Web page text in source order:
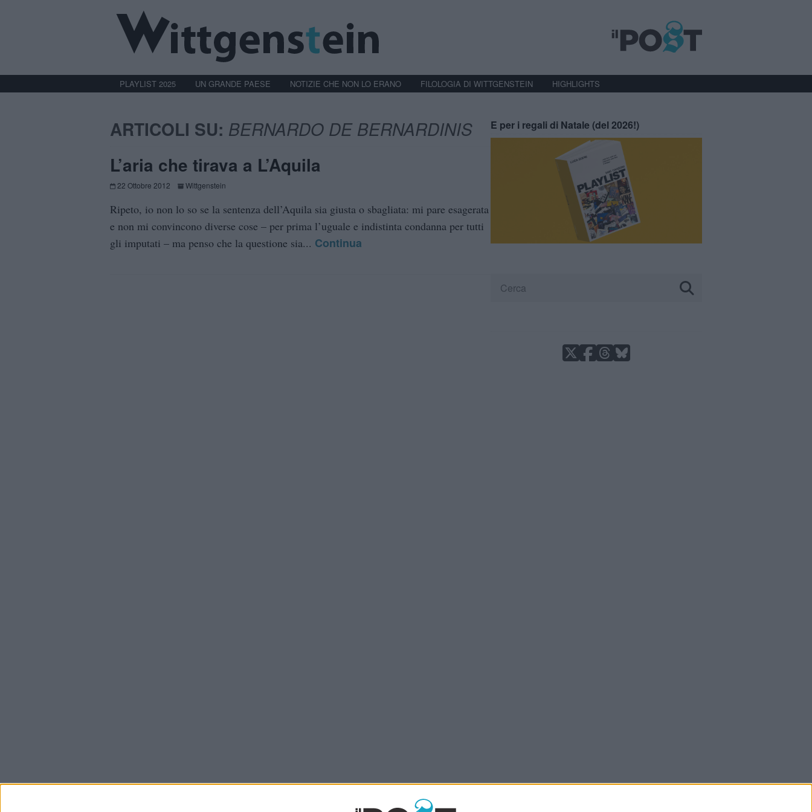
PLAYLIST 2025 UN GRANDE PAESE NOTIZIE CHE NON LO ERANO FILOLOGIA DI WITTGENSTEIN HIGHLIGHTS
ARTICOLI SU: BERNARDO DE BERNARDINIS
L’aria che tirava a L’Aquila
22 Ottobre 2012 Wittgenstein
Ripeto, io non lo so se la sentenza dell’Aquila sia giusta o sbagliata: mi pare esagerata
e non mi convincono diverse cose – per prima l’uguale e indistinta condanna per tutti
gli imputati – ma penso che la questione sia... Continua
E per i regali di Natale (del 2026!)